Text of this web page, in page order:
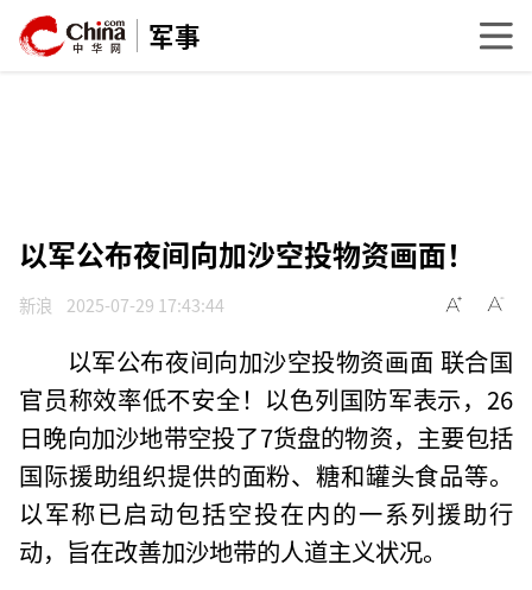
军事
以军公布夜间向加沙空投物资画面！
新浪 2025-07-29 17:43:44
以军公布夜间向加沙空投物资画面 联合国
官员称效率低不安全！以色列国防军表示，26
日晚向加沙地带空投了7货盘的物资，主要包括
国际援助组织提供的面粉、糖和罐头食品等。
以军称已启动包括空投在内的一系列援助行
动，旨在改善加沙地带的人道主义状况。